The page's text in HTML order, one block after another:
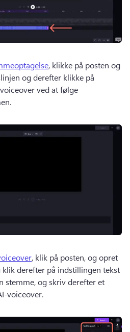
, klikke på posten og
og derefter klikke på
ved at følge
, klik på posten, og opret
derefter på indstillingen tekst
stemme, og skriv derefter et
voiceover.